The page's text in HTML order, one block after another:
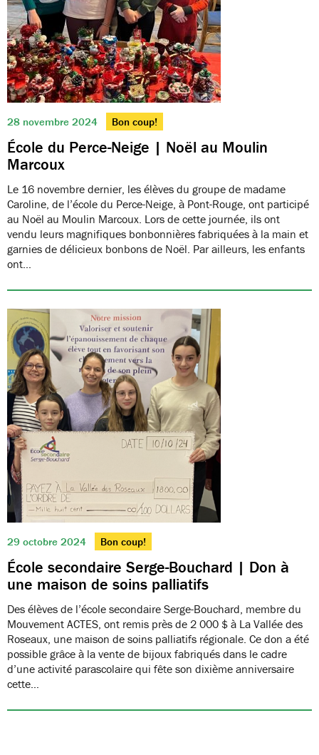
28 novembre 2024 Bon coup!
École du Perce-Neige | Noël au Moulin
Marcoux
Le 16 novembre dernier, les élèves du groupe de madame
Caroline, de l’école du Perce-Neige, à Pont-Rouge, ont participé
au Noël au Moulin Marcoux. Lors de cette journée, ils ont
vendu leurs magnifiques bonbonnières fabriquées à la main et
garnies de délicieux bonbons de Noël. Par ailleurs, les enfants
ont…
29 octobre 2024 Bon coup!
École secondaire Serge-Bouchard | Don à
une maison de soins palliatifs
Des élèves de l’école secondaire Serge-Bouchard, membre du
Mouvement ACTES, ont remis près de 2 000 $ à La Vallée des
Roseaux, une maison de soins palliatifs régionale. Ce don a été
possible grâce à la vente de bijoux fabriqués dans le cadre
d’une activité parascolaire qui fête son dixième anniversaire
cette…